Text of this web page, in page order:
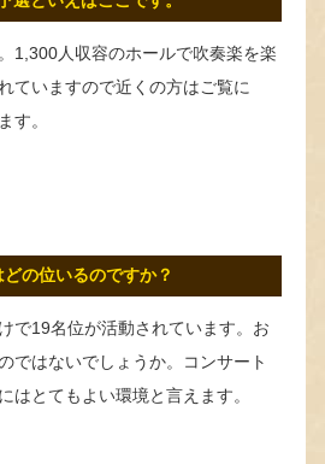
1,300人収容のホールで吹奏楽を楽
ていますので近くの方はご覧に
す。
の位いるのですか？
で19名位が活動されています。お
ではないでしょうか。コンサート
はとてもよい環境と言えます。